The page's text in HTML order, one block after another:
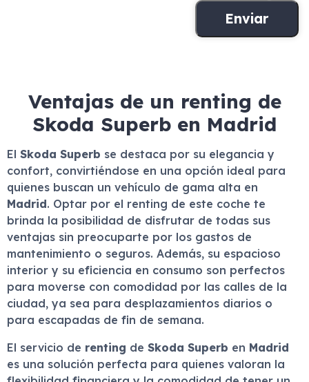
Ventajas de un renting de
Skoda Superb en Madrid
El Skoda Superb se destaca por su elegancia y
confort, convirtiéndose en una opción ideal para
quienes buscan un vehículo de gama alta en
Madrid. Optar por el renting de este coche te
brinda la posibilidad de disfrutar de todas sus
ventajas sin preocuparte por los gastos de
mantenimiento o seguros. Además, su espacioso
interior y su eficiencia en consumo son perfectos
para moverse con comodidad por las calles de la
ciudad, ya sea para desplazamientos diarios o
para escapadas de fin de semana.
El servicio de renting de Skoda Superb en Madrid
es una solución perfecta para quienes valoran la